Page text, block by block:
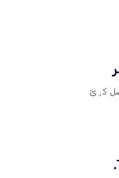
کړئ